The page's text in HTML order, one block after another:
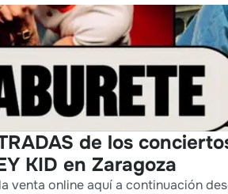
de los
KID en Zaragoza
venta online aquí a continuación